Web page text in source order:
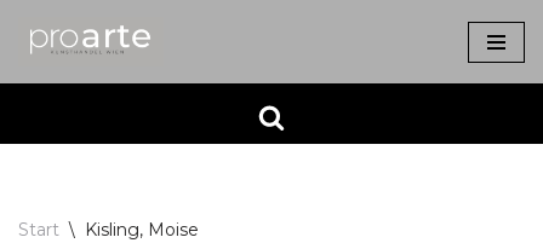
Start \
Kisling, Moise